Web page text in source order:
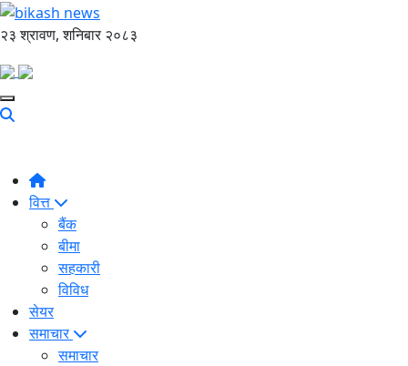
२३ श्रावण, शनिबार २०८३
वित्त
बैंक
बीमा
सहकारी
विविध
सेयर
समाचार
समाचार